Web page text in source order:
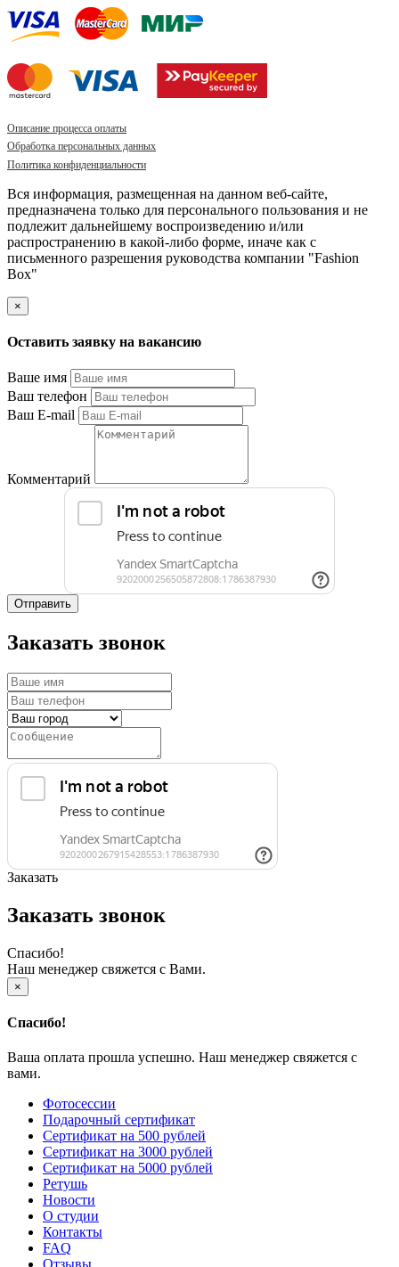
Описание процесса оплаты
Обработка персональных данных
Политика конфиденциальности
Вся информация, размещенная на данном веб-сайте,
предназначена только для персонального пользования и не
подлежит дальнейшему воспроизведению и/или
распространению в какой-либо форме, иначе как с
письменного разрешения руководства компании "Fashion
Box"
×
Оставить заявку на вакансию
Ваше имя
Ваш телефон
Ваш E-mail
Комментарий
Отправить
Заказать звонок
Заказать
Заказать звонок
Спасибо!
Наш менеджер свяжется с Вами.
×
Спасибо!
Ваша оплата прошла успешно. Наш менеджер свяжется с
вами.
Фотосессии
Подарочный сертификат
Сертификат на 500 рублей
Сертификат на 3000 рублей
Сертификат на 5000 рублей
Ретушь
Новости
О студии
Контакты
FAQ